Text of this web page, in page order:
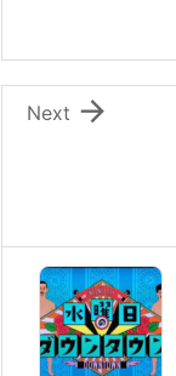

Next